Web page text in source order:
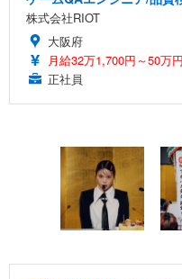
株式会社RIOT
大阪府
月給32万1,700円～50万円
正社員